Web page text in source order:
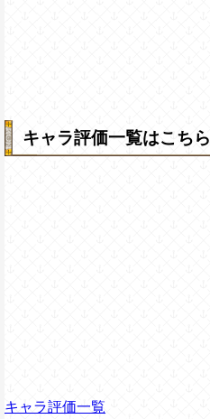
キャラ評価一覧はこちら
キャラ評価一覧